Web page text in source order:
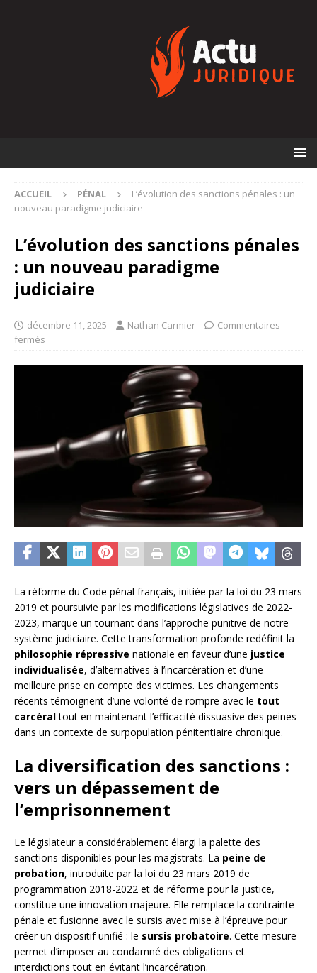
ACCUEIL PÉNAL
L’évolution des sanctions pénales : un
nouveau paradigme judiciaire
L’évolution des sanctions pénales
: un nouveau paradigme
judiciaire
décembre 11, 2025 Nathan Carmier
Commentaires
fermés
La réforme du Code pénal français, initiée par la loi du 23 mars
2019 et poursuivie par les modifications législatives de 2022-
2023, marque un tournant dans l’approche punitive de notre
système judiciaire. Cette transformation profonde redéfinit la
philosophie répressive nationale en faveur d’une justice
individualisée, d’alternatives à l’incarcération et d’une
meilleure prise en compte des victimes. Les changements
récents témoignent d’une volonté de rompre avec le tout
carcéraltout en maintenant l’efficacité dissuasive des peines
dans un contexte de surpopulation pénitentiaire chronique.
La diversification des sanctions :
vers un dépassement de
l’emprisonnement
Le législateur a considérablement élargi la palette des
sanctions disponibles pour les magistrats. La peine de
probation, introduite par la loi du 23 mars 2019 de
programmation 2018-2022 et de réforme pour la justice,
constitue une innovation majeure. Elle remplace la contrainte
pénale et fusionne avec le sursis avec mise à l’épreuve pour
créer un dispositif unifié : le sursis probatoire. Cette mesure
permet d’imposer au condamné des obligations et
interdictions tout en évitant l’incarcération.